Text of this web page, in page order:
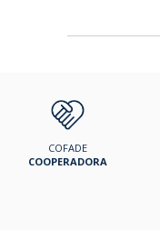
COFADE
COOPERADORA